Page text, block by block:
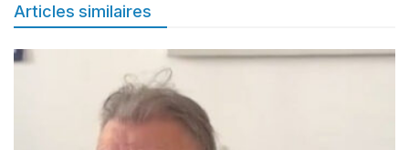
Articles similaires